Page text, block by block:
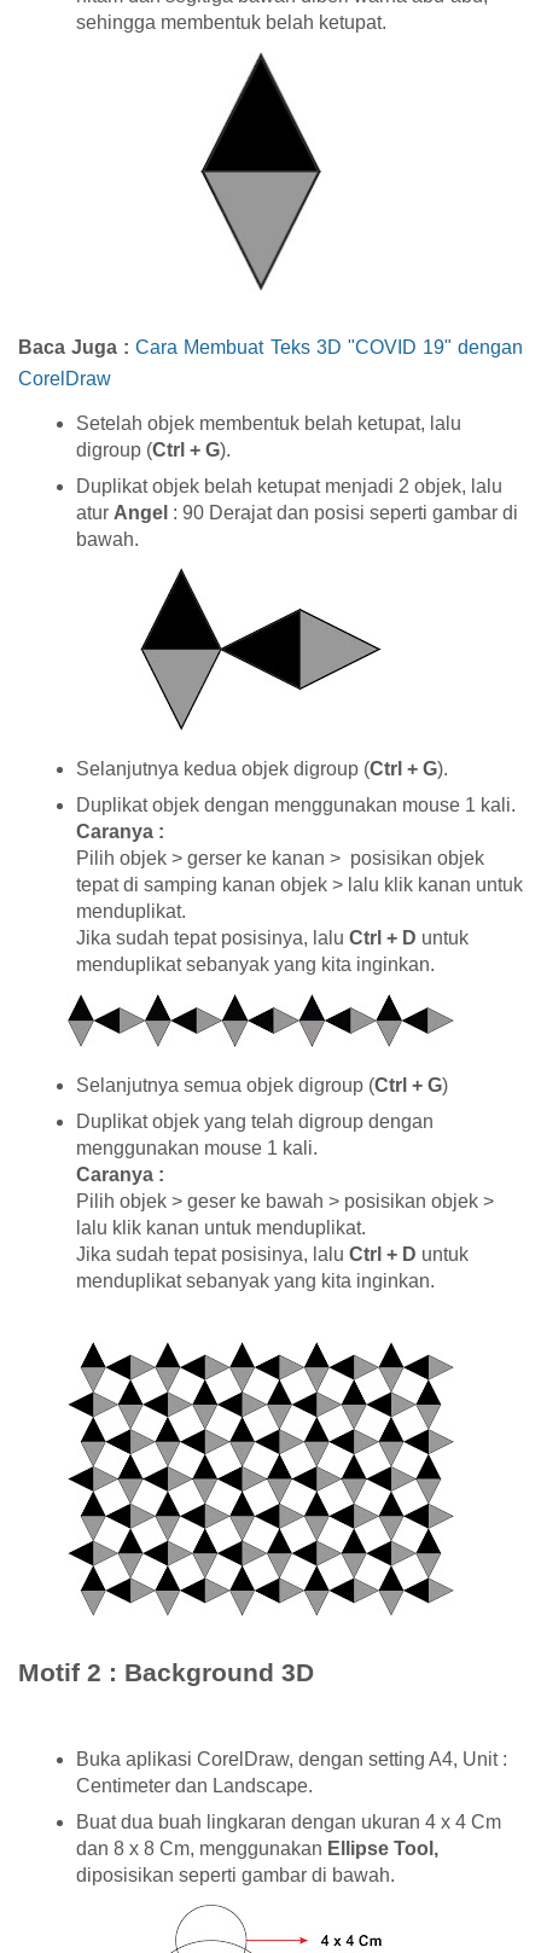
sehingga membentuk belah ketupat.
Baca Juga : Cara Membuat Teks 3D "COVID 19" dengan
CorelDraw
Setelah objek membentuk belah ketupat, lalu
digroup (Ctrl + G).
Duplikat objek belah ketupat menjadi 2 objek, lalu
atur Angel : 90 Derajat dan posisi seperti gambar di
bawah.
Selanjutnya kedua objek digroup (Ctrl + G).
Duplikat objek dengan menggunakan mouse 1 kali.
Caranya :
Pilih objek > gerser ke kanan > posisikan objek
tepat di samping kanan objek > lalu klik kanan untuk
menduplikat.
Jika sudah tepat posisinya, lalu Ctrl + D untuk
menduplikat sebanyak yang kita inginkan.
Selanjutnya semua objek digroup (Ctrl + G)
Duplikat objek yang telah digroup dengan
menggunakan mouse 1 kali.
Caranya :
Pilih objek > geser ke bawah > posisikan objek >
lalu klik kanan untuk menduplikat.
Jika sudah tepat posisinya, lalu Ctrl + D untuk
menduplikat sebanyak yang kita inginkan.
Motif 2 : Background 3D
Buka aplikasi CorelDraw, dengan setting A4, Unit :
Centimeter dan Landscape.
Buat dua buah lingkaran dengan ukuran 4 x 4 Cm
dan 8 x 8 Cm, menggunakan Ellipse Tool,
diposisikan seperti gambar di bawah.